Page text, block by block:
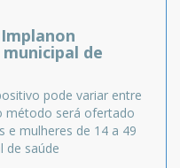
de
pode variar entre
método será ofertado
e mulheres de 14 a 49
de saúde